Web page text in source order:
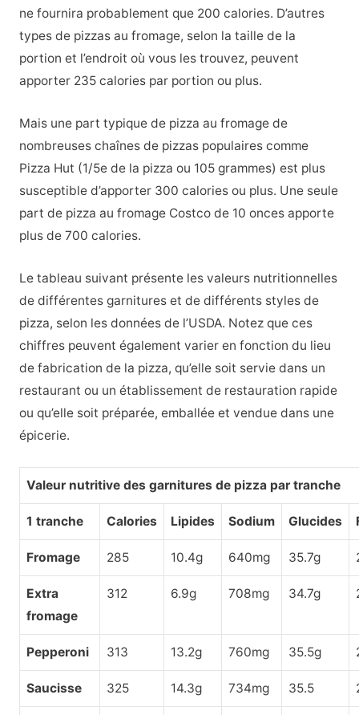
ne fournira probablement que 200 calories. D’autres
types de pizzas au fromage, selon la taille de la
portion et l’endroit où vous les trouvez, peuvent
apporter 235 calories par portion ou plus.
Mais une part typique de pizza au fromage de
nombreuses chaînes de pizzas populaires comme
Pizza Hut (1/5e de la pizza ou 105 grammes) est plus
susceptible d’apporter 300 calories ou plus. Une seule
part de pizza au fromage Costco de 10 onces apporte
plus de 700 calories.
Le tableau suivant présente les valeurs nutritionnelles
de différentes garnitures et de différents styles de
pizza, selon les données de l’USDA. Notez que ces
chiffres peuvent également varier en fonction du lieu
de fabrication de la pizza, qu’elle soit servie dans un
restaurant ou un établissement de restauration rapide
ou qu’elle soit préparée, emballée et vendue dans une
épicerie.
Valeur nutritive des garnitures de pizza par tranche
1 tranche Calories Lipides Sodium Glucides
Fromage 285 10.4g 640mg 35.7g
Extra
fromage
312 6.9g 708mg 34.7g
Pepperoni 313 13.2g 760mg 35.5g
Saucisse 325 14.3g 734mg 35.5